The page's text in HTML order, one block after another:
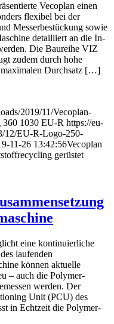
Vecoplan einen
flexibel bei der
Messerbestückung sowie
detailliert an die In-
Die Baureihe VIZ
zudem durch hohe
maximalen Durchsatz […]
2019/11/Vecoplan-
360 1030 EU-R https://eu-
12/EU-R-Logo-250-
11-26 13:42:56Vecoplan
gerüstet
eine kontinuierliche
laufenden
können aktuelle
– auch die Polymer-
werden. Der
Unit (PCU) des
in Echtzeit die Polymer-